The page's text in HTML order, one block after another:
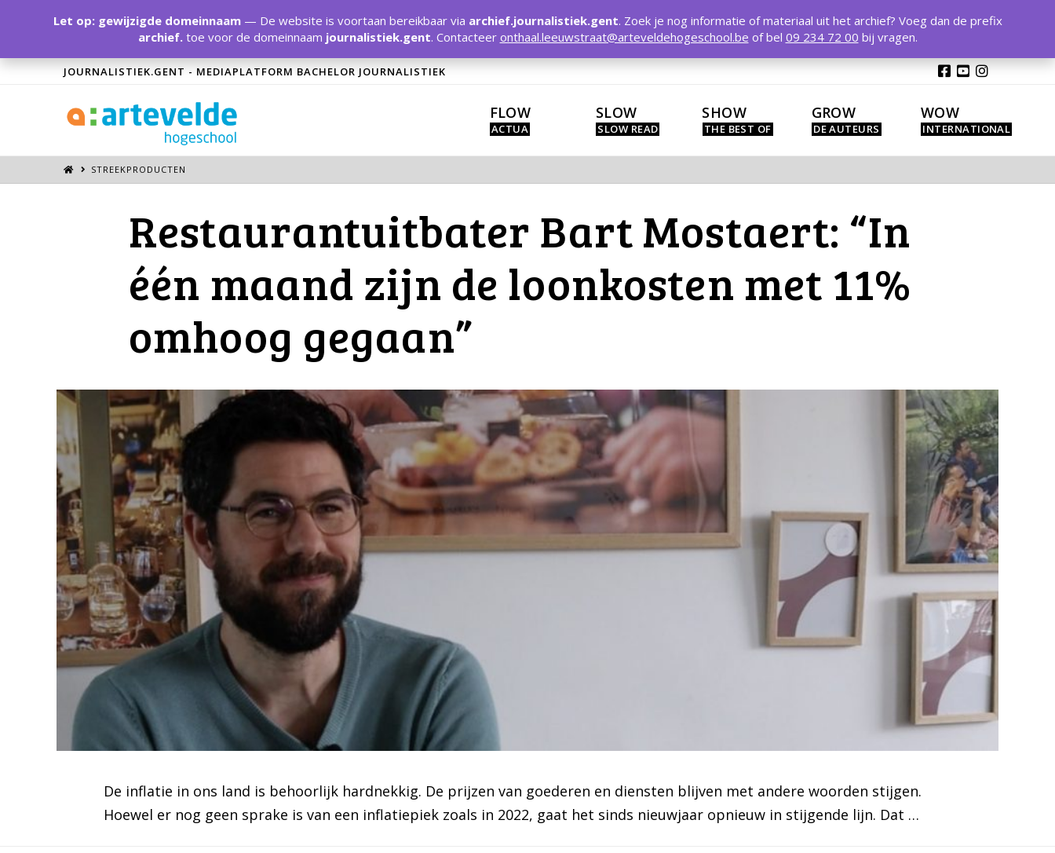
JOURNALISTIEK.GENT - MEDIAPLATFORM BACHELOR JOURNALISTIEK
FLOW SLOW SHOW GROW WOW
STREEKPRODUCTEN
Restaurantuitbater Bart Mostaert: “In
één maand zijn de loonkosten met 11%
omhoog gegaan”
De inflatie in ons land is behoorlijk hardnekkig. De prijzen van goederen en diensten blijven met andere woorden stijgen.
Hoewel er nog geen sprake is van een inflatiepiek zoals in 2022, gaat het sinds nieuwjaar opnieuw in stijgende lijn. Dat …
Let op: gewijzigde domeinnaam— De website is voortaan bereikbaar via archief.journalistiek.gent. Zoek je nog informatie of materiaal uit het archief? Voeg dan de prefix
archief.toe voor de domeinnaam journalistiek.gent. Contacteer onthaal.leeuwstraat@arteveldehogeschool.be of bel 09 234 72 00 bij vragen.